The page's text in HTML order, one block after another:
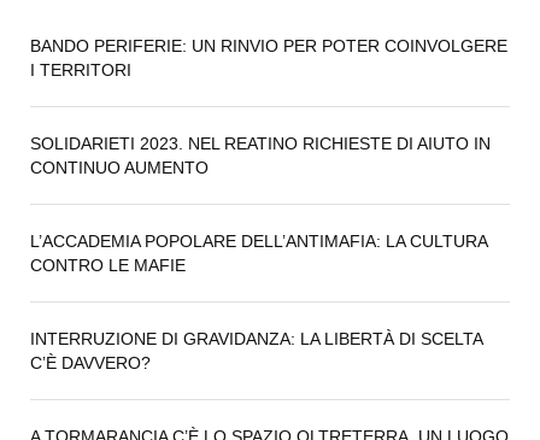
BANDO PERIFERIE: UN RINVIO PER POTER COINVOLGERE
I TERRITORI
SOLIDARIETI 2023. NEL REATINO RICHIESTE DI AIUTO IN
CONTINUO AUMENTO
L’ACCADEMIA POPOLARE DELL’ANTIMAFIA: LA CULTURA
CONTRO LE MAFIE
INTERRUZIONE DI GRAVIDANZA: LA LIBERTÀ DI SCELTA
C’È DAVVERO?